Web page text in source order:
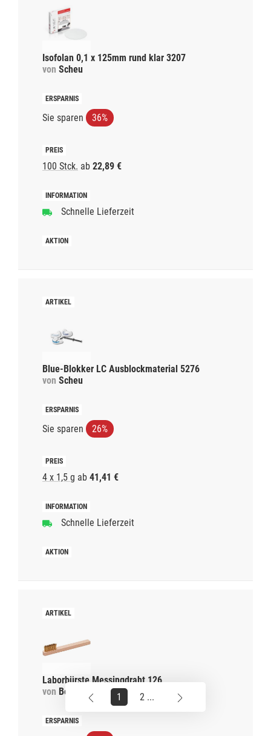
Isofolan 0,1 x 125mm rund klar 3207
von Scheu
Sie sparen 36%
100 Stck. ab 22,89 €
Schnelle Lieferzeit
Blue-Blokker LC Ausblockmaterial 5276
von Scheu
Sie sparen 26%
4 x 1,5 g ab 41,41 €
Schnelle Lieferzeit
Laborbürste Messingdraht 126
von Becht 1 2 ...